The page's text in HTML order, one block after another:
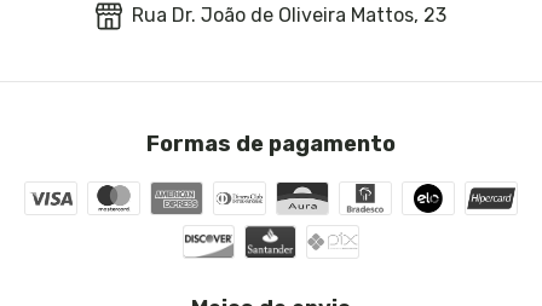
Rua Dr. João de Oliveira Mattos, 23
Formas de pagamento